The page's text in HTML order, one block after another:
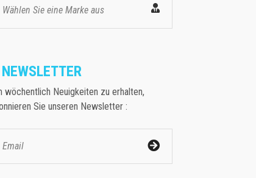
Wählen Sie eine Marke aus
NEWSLETTER
wöchentlich Neuigkeiten zu erhalten,
Sie unseren Newsletter :